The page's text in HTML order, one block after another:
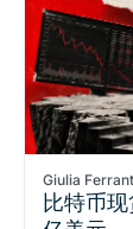
Giulia
比特币